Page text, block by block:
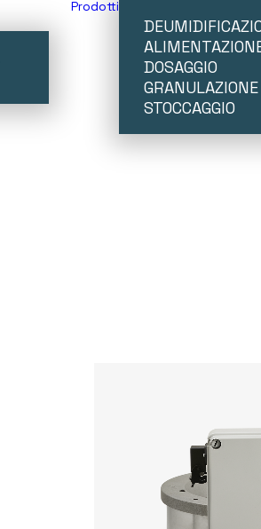
Prodotti
DOSAGGIO
GRANULAZIONE
STOCCAGGIO